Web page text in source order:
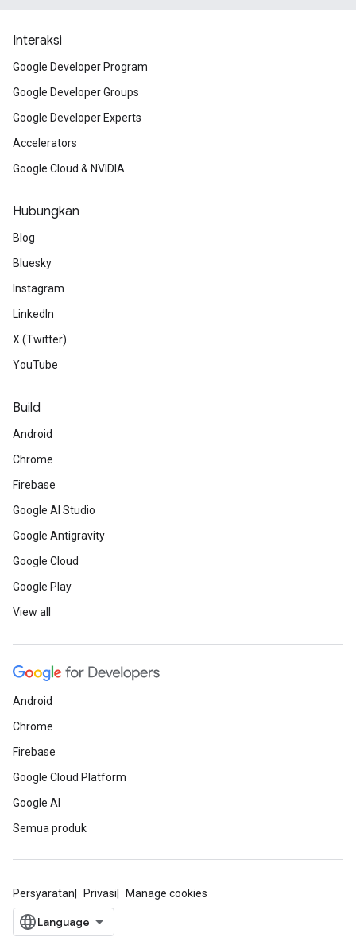
Interaksi
Google Developer Program
Google Developer Groups
Google Developer Experts
Accelerators
Google Cloud & NVIDIA
Hubungkan
Blog
Bluesky
Instagram
LinkedIn
X (Twitter)
YouTube
Build
Android
Chrome
Firebase
Google AI Studio
Google Antigravity
Google Cloud
Google Play
View all
Android
Chrome
Firebase
Google Cloud Platform
Google AI
Semua produk
Persyaratan Privasi Manage cookies